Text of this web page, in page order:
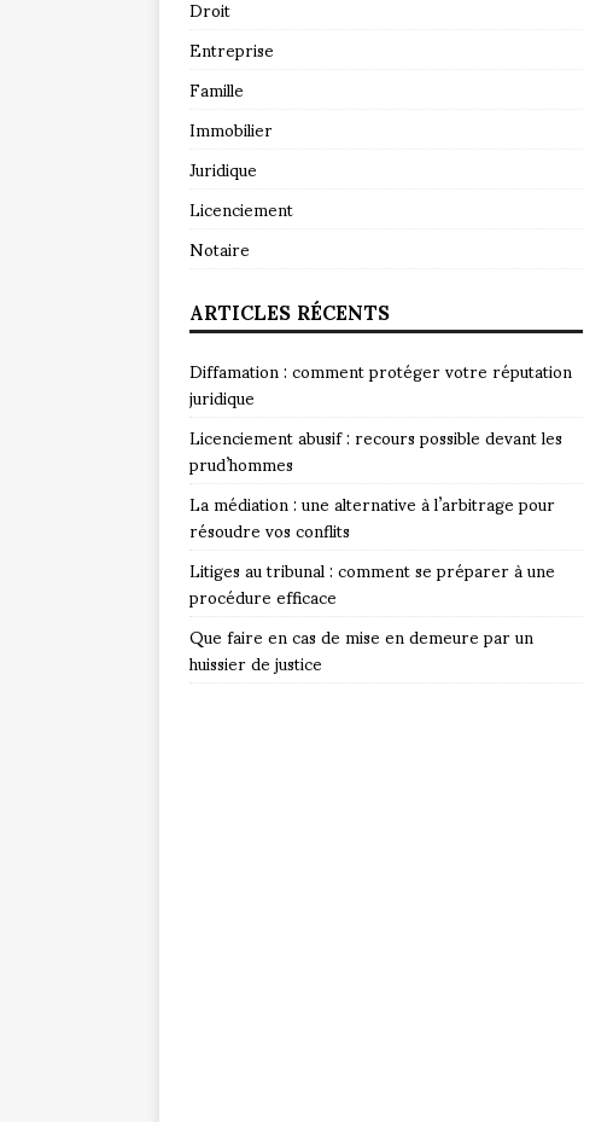
Entreprise
Famille
Immobilier
Juridique
Licenciement
Notaire
ARTICLES RÉCENTS
Diffamation : comment protéger votre réputation
juridique
Licenciement abusif : recours possible devant les
prud’hommes
La médiation : une alternative à l’arbitrage pour
résoudre vos conflits
Litiges au tribunal : comment se préparer à une
procédure efficace
Que faire en cas de mise en demeure par un
huissier de justice